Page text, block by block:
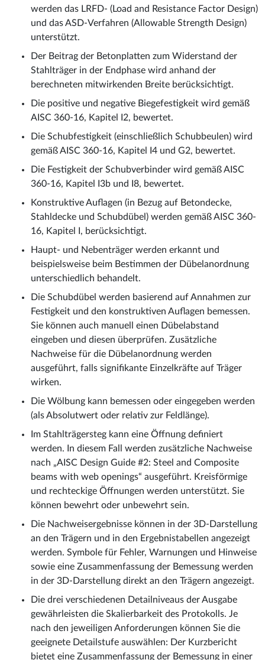
werden das LRFD- (Load and Resistance Factor Design)
und das ASD-Verfahren (Allowable Strength Design)
unterstützt.
Der Beitrag der Betonplatten zum Widerstand der
Stahlträger in der Endphase wird anhand der
berechneten mitwirkenden Breite berücksichtigt.
Die positive und negative Biegefestigkeit wird gemäß
AISC 360-16, Kapitel I2, bewertet.
Die Schubfestigkeit (einschließlich Schubbeulen) wird
gemäß AISC 360-16, Kapitel I4 und G2, bewertet.
Die Festigkeit der Schubverbinder wird gemäß AISC
360-16, Kapitel I3b und I8, bewertet.
Konstruktive Auflagen (in Bezug auf Betondecke,
Stahldecke und Schubdübel) werden gemäß AISC 360-
16, Kapitel I, berücksichtigt.
Haupt- und Nebenträger werden erkannt und
beispielsweise beim Bestimmen der Dübelanordnung
unterschiedlich behandelt.
Die Schubdübel werden basierend auf Annahmen zur
Festigkeit und den konstruktiven Auflagen bemessen.
Sie können auch manuell einen Dübelabstand
eingeben und diesen überprüfen. Zusätzliche
Nachweise für die Dübelanordnung werden
ausgeführt, falls signifikante Einzelkräfte auf Träger
wirken.
Die Wölbung kann bemessen oder eingegeben werden
(als Absolutwert oder relativ zur Feldlänge).
Im Stahlträgersteg kann eine Öffnung definiert
werden. In diesem Fall werden zusätzliche Nachweise
nach „AISC Design Guide #2: Steel and Composite
beams with web openings“ ausgeführt. Kreisförmige
und rechteckige Öffnungen werden unterstützt. Sie
können bewehrt oder unbewehrt sein.
Die Nachweisergebnisse können in der 3D-Darstellung
an den Trägern und in den Ergebnistabellen angezeigt
werden. Symbole für Fehler, Warnungen und Hinweise
sowie eine Zusammenfassung der Bemessung werden
in der 3D-Darstellung direkt an den Trägern angezeigt.
Die drei verschiedenen Detailniveaus der Ausgabe
gewährleisten die Skalierbarkeit des Protokolls. Je
nach den jeweiligen Anforderungen können Sie die
geeignete Detailstufe auswählen: Der Kurzbericht
bietet eine Zusammenfassung der Bemessung in einer